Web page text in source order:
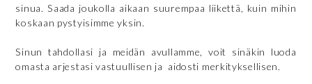
sinua. Saada joukolla aikaan suurempaa liikettä, kuin mihin
koskaan pystyisimme yksin.
Sinun tahdollasi ja meidän avullamme, voit sinäkin luoda
omasta arjestasi vastuullisen ja aidosti merkityksellisen.